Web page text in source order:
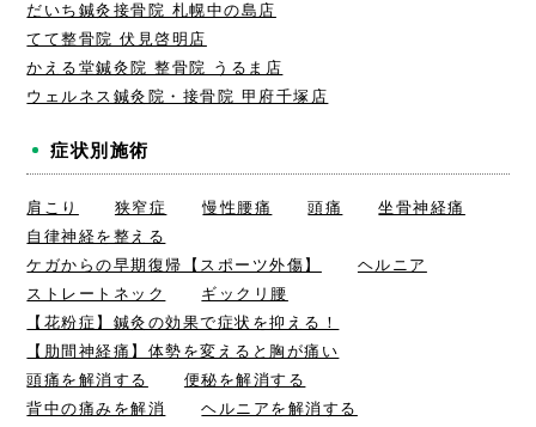
だいち鍼灸接骨院 札幌中の島店
てて整骨院 伏見啓明店
かえる堂鍼灸院 整骨院 うるま店
ウェルネス鍼灸院・接骨院 甲府千塚店
症状別施術
肩こり 狭窄症 慢性腰痛 頭痛
坐骨神経痛
自律神経を整える
ケガからの早期復帰【スポーツ外傷】
ヘルニア
ストレートネック
ギックリ腰
【花粉症】鍼灸の効果で症状を抑える！
【肋間神経痛】体勢を変えると胸が痛い
頭痛を解消する
便秘を解消する
背中の痛みを解消
ヘルニアを解消する